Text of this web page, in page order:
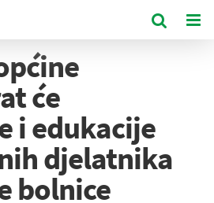
će
i edukacije
djelatnika
bolnice